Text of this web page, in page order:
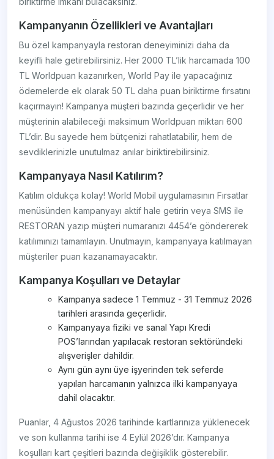
Kampanyanın Özellikleri ve Avantajları
Bu özel kampanyayla restoran deneyiminizi daha da
keyifli hale getirebilirsiniz. Her 2000 TL’lik harcamada 100
TL Worldpuan kazanırken, World Pay ile yapacağınız
ödemelerde ek olarak 50 TL daha puan biriktirme fırsatını
kaçırmayın! Kampanya müşteri bazında geçerlidir ve her
müşterinin alabileceği maksimum Worldpuan miktarı 600
TL’dir. Bu sayede hem bütçenizi rahatlatabilir, hem de
sevdiklerinizle unutulmaz anılar biriktirebilirsiniz.
Kampanyaya Nasıl Katılırım?
Katılım oldukça kolay! World Mobil uygulamasının Fırsatlar
menüsünden kampanyayı aktif hale getirin veya SMS ile
RESTORAN yazıp müşteri numaranızı 4454’e göndererek
katılımınızı tamamlayın. Unutmayın, kampanyaya katılmayan
müşteriler puan kazanamayacaktır.
Kampanya Koşulları ve Detaylar
Kampanya sadece 1 Temmuz - 31 Temmuz 2026
tarihleri arasında geçerlidir.
Kampanyaya fiziki ve sanal Yapı Kredi
POS’larından yapılacak restoran sektöründeki
alışverişler dahildir.
Aynı gün aynı üye işyerinden tek seferde
yapılan harcamanın yalnızca ilki kampanyaya
dahil olacaktır.
Puanlar, 4 Ağustos 2026 tarihinde kartlarınıza yüklenecek
ve son kullanma tarihi ise 4 Eylül 2026’dır. Kampanya
koşulları kart çeşitleri bazında değişiklik gösterebilir.